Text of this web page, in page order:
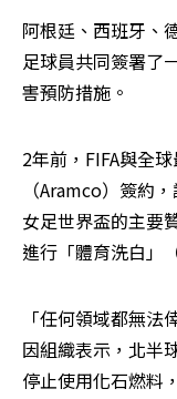
阿根廷、西班牙、
足球員共同簽署了
害預防措施。
2年前，FIFA與全
（Aramco）簽約
女足世界盃的主要
進行「體育洗白」
「任何領域都無
因組織表示，北半
停止使用化石燃料